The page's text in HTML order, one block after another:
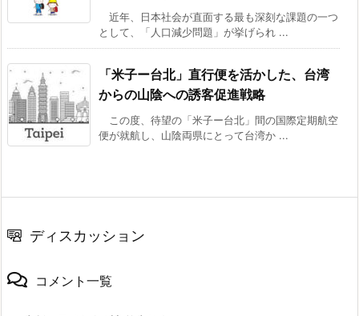
近年、日本社会が直面する最も深刻な課題の一つ
として、「人口減少問題」が挙げられ ...
「米子ー台北」直行便を活かした、台湾
からの山陰への誘客促進戦略
この度、待望の「米子ー台北」間の国際定期航空
便が就航し、山陰両県にとって台湾か ...
ディスカッション
コメント一覧